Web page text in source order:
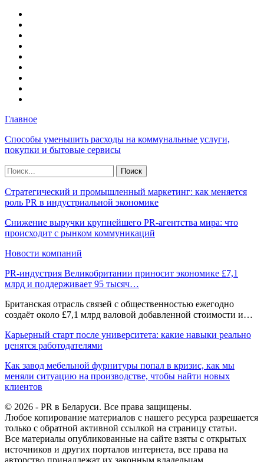
Главное
Способы уменьшить расходы на коммунальные услуги,
покупки и бытовые сервисы
Стратегический и промышленный маркетинг: как меняется
роль PR в индустриальной экономике
Снижение выручки крупнейшего PR-агентства мира: что
происходит с рынком коммуникаций
Новости компаний
PR-индустрия Великобритании приносит экономике £7,1
млрд и поддерживает 95 тысяч…
Британская отрасль связей с общественностью ежегодно
создаёт около £7,1 млрд валовой добавленной стоимости и…
Карьерный старт после университета: какие навыки реально
ценятся работодателями
Как завод мебельной фурнитуры попал в кризис, как мы
меняли ситуацию на производстве, чтобы найти новых
клиентов
© 2026 - PR в Беларуси. Все права защищены.
Любое копирование материалов с нашего ресурса разрешается
только с обратной активной ссылкой на страницу статьи.
Все материалы опубликованные на сайте взяты с открытых
источников и других порталов интернета, все права на
авторство принадлежат их законным владельцам.